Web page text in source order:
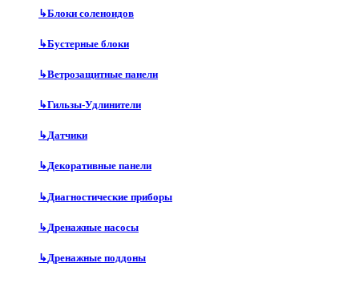
↳Блоки соленоидов
↳Бустерные блоки
↳Ветрозащитные панели
↳Гильзы-Удлинители
↳Датчики
↳Декоративные панели
↳Диагностические приборы
↳Дренажные насосы
↳Дренажные поддоны